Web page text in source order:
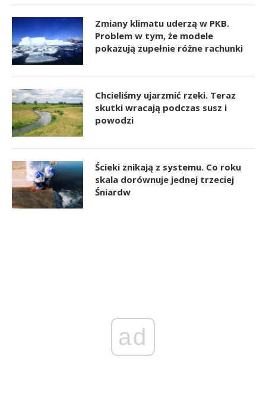
Zmiany klimatu uderzą w PKB.
Problem w tym, że modele
pokazują zupełnie różne rachunki
Chcieliśmy ujarzmić rzeki. Teraz
skutki wracają podczas susz i
powodzi
Ścieki znikają z systemu. Co roku
skala dorównuje jednej trzeciej
Śniardw
ad